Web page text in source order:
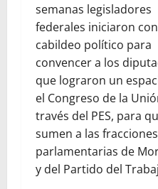
semanas legisladores
federales iniciaron
cabildeo político para
convencer a los
que lograron un
el Congreso de la
través del PES, para
sumen a las fracciones
parlamentarias de
y del Partido del